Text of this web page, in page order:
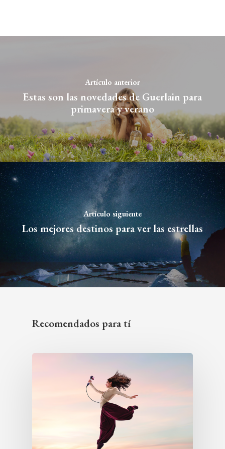
Artículo anterior
Estas son las novedades de Guerlain para
primavera y verano
Artículo siguiente
Los mejores destinos para ver las estrellas
Recomendados para tí